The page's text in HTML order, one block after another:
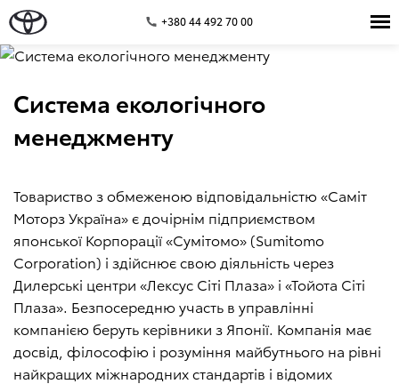
+380 44 492 70 00
Система екологічного
менеджменту
Товариство з обмеженою відповідальністю «Саміт
Моторз Україна» є дочірнім підприємством
японської Корпорації «Сумітомо» (Sumitomo
Corporation) і здійснює свою діяльність через
Дилерські центри «Лексус Сіті Плаза» і «Тойота Сіті
Плаза». Безпосередню участь в управлінні
компанією беруть керівники з Японії. Компанія має
досвід, філософію і розуміння майбутнього на рівні
найкращих міжнародних стандартів і відомих